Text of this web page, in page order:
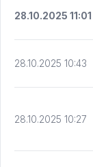
28.10.2025 11:01
28.10.2025 10:43
28.10.2025 10:27